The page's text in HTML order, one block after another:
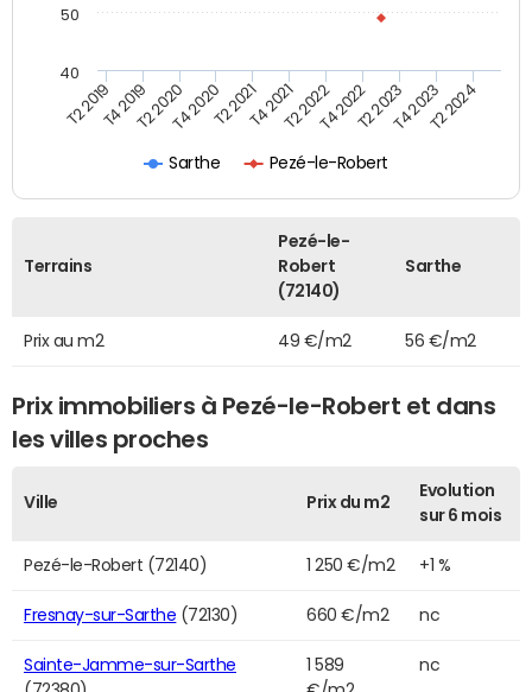
Sarthe Pezé-le-Robert
T2 2019T4 2019T2 2020T4 2020T2 2021T4 2021T2 2022T4 2022T2 2023T4 2023T2 2024
40
50
Terrains
Pezé-le-
Robert
(72140)
Sarthe
Prix au m2 49 €/m2 56 €/m2
Prix immobiliers à Pezé-le-Robert et dans
les villes proches
Ville Prix du m2
Evolution
sur 6 mois
Pezé-le-Robert (72140) 1 250 €/m2 +1 %
Fresnay-sur-Sarthe (72130) 660 €/m2 nc
Sainte-Jamme-sur-Sarthe
1 589
nc